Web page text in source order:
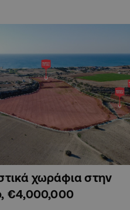
χωράφια στην
€4,000,000